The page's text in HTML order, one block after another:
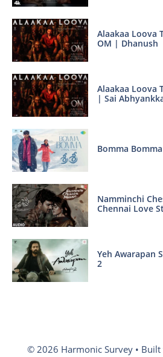
Alaakaa Loova
OM | Dhanush
Alaakaa Loova
| Sai
Bomma
Namminchi
Chennai Love
Yeh Awarapan
2
© 2026 Harmonic Survey• Built